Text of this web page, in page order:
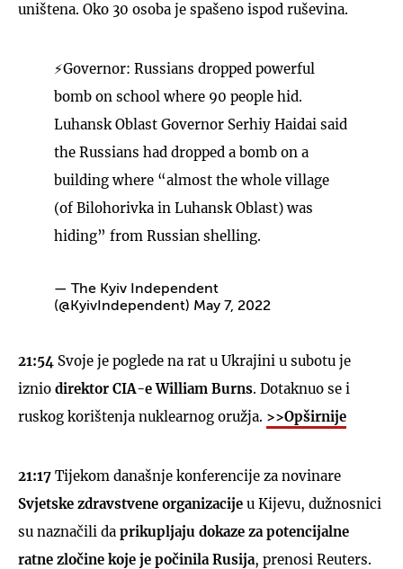
uništena. Oko 30 osoba je spašeno ispod ruševina.
⚡️Governor: Russians dropped powerful
bomb on school where 90 people hid.
Luhansk Oblast Governor Serhiy Haidai said
the Russians had dropped a bomb on a
building where “almost the whole village
(of Bilohorivka in Luhansk Oblast) was
hiding” from Russian shelling.
— The Kyiv Independent
(@KyivIndependent) May 7, 2022
21:54 Svoje je poglede na rat u Ukrajini u subotu je
iznio direktor CIA-e William Burns. Dotaknuo se i
ruskog korištenja nuklearnog oružja. >>Opširnije
21:17 Tijekom današnje konferencije za novinare
Svjetske zdravstvene organizacije u Kijevu, dužnosnici
su naznačili da prikupljaju dokaze za potencijalne
ratne zločine koje je počinila Rusija, prenosi Reuters.